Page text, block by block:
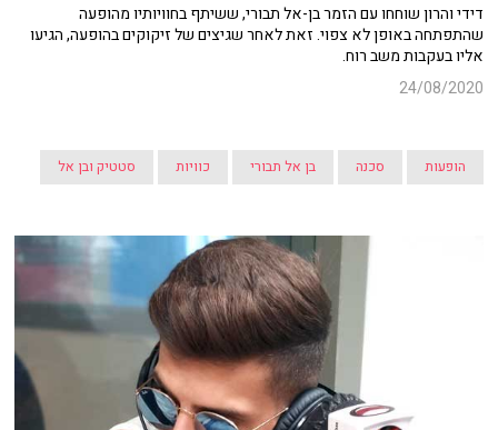
דידי והרון שוחחו עם הזמר בן-אל תבורי, ששיתף בחוויותיו מהופעה
שהתפתחה באופן לא צפוי. זאת לאחר שגיצים של זיקוקים בהופעה, הגיעו
אליו בעקבות משב רוח.
24/08/2020
הופעות סכנה בן אל תבורי כוויות סטטיק ובן אל